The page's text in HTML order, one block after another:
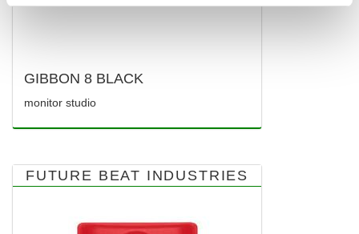
GIBBON 8 BLACK
monitor studio
FUTURE BEAT INDUSTRIES